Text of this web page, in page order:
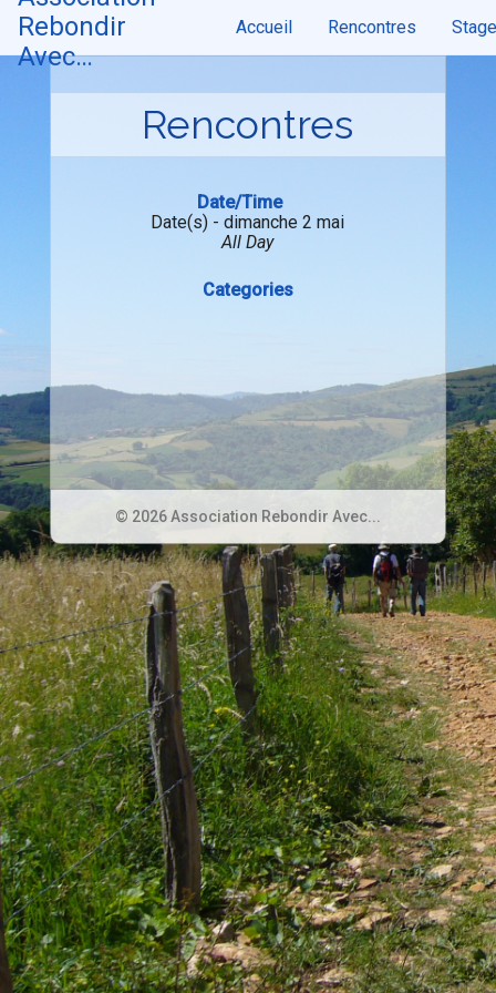
Skip
content
Rebondir
Avec…
Accueil Rencontres
Rencontres
Date/Time
Date(s) - dimanche 2 mai
All Day
Categories
© 2026 Association Rebondir Avec...